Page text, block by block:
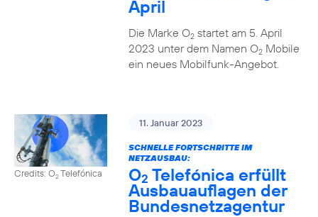
April
Die Marke O2startet am 5. April
2023 unter dem Namen O2Mobile
ein neues Mobilfunk-Angebot.
Credits: O2Telefónica
11. Januar 2023
SCHNELLE FORTSCHRITTE IM
NETZAUSBAU:
O2 Telefónica erfüllt
Ausbauauflagen der
Bundesnetzagentur